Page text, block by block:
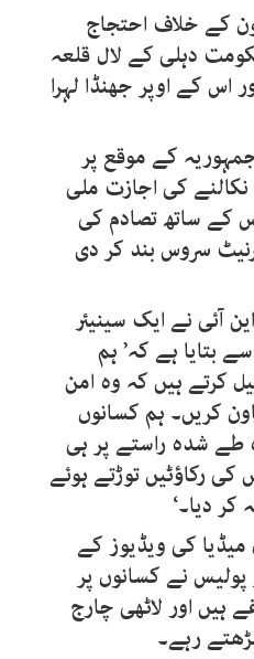
minute,
seconds
کے خلاف احتجاج
دہلی کے لال قلعہ
اس کے اوپر جھنڈا لہرا
کے موقع پر
نکالنے کی اجازت ملی
کے ساتھ تصادم کی
سروس بند کر دی
آئی نے ایک سینیئر
بتایا ہے کہ’ ہم
کرتے ہیں کہ وہ امن
کریں۔ ہم کسانوں
طے شدہ راستے پر ہی
کی رکاؤٹیں توڑتے ہوئے
کر دیا۔‘
کی ویڈیوز کے
نے کسانوں پر
ہیں اور لاٹھی چارج
رہے۔